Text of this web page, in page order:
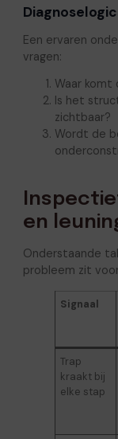
Een ervaren
vragen:
Waar komt
Is het
zichtbaar?
Wordt de
en
Onderstaande
probleem zit
Signaal
Trap
kraakt bij
elke stap